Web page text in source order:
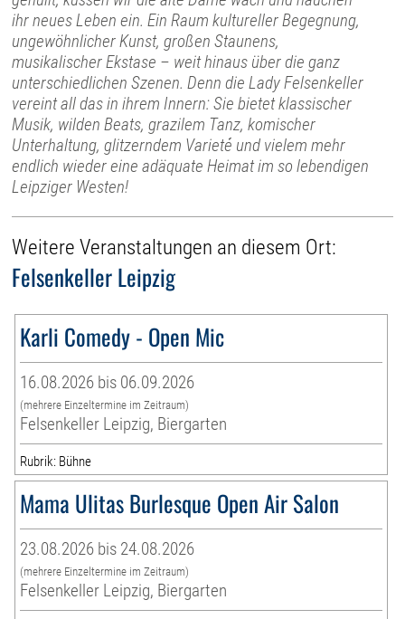
ihr neues Leben ein. Ein Raum kultureller Begegnung,
ungewöhnlicher Kunst, großen Staunens,
musikalischer Ekstase – weit hinaus über die ganz
unterschiedlichen Szenen. Denn die Lady Felsenkeller
vereint all das in ihrem Innern: Sie bietet klassischer
Musik, wilden Beats, grazilem Tanz, komischer
Unterhaltung, glitzerndem Varieté und vielem mehr
endlich wieder eine adäquate Heimat im so lebendigen
Leipziger Westen!
Weitere Veranstaltungen an diesem Ort:
Felsenkeller Leipzig
Karli Comedy - Open Mic
16.08.2026 bis 06.09.2026
(mehrere Einzeltermine im Zeitraum)
Felsenkeller Leipzig, Biergarten
Rubrik: Bühne
Mama Ulitas Burlesque Open Air Salon
23.08.2026 bis 24.08.2026
(mehrere Einzeltermine im Zeitraum)
Felsenkeller Leipzig, Biergarten